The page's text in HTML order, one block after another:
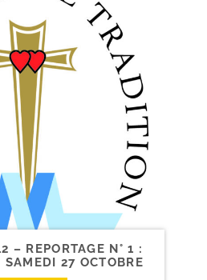
– REPORTAGE N° 1 :
SAMEDI 27 OCTOBRE